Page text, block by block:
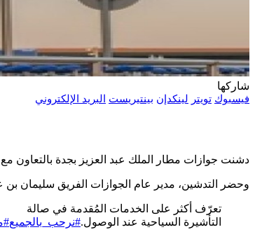
شاركها
فيسبوك تويتر لينكدإن بينتيريست البريد الإلكتروني
دشنت جوازات مطار الملك عبد العزيز بجدة بالتعاون
وحضر التدشين، مدير عام الجوازات الفريق سليمان بن
تعرّف أكثر على الخدمات المُقدمة في صالة
التأشيرة السياحية عند الوصول.#نرحب_بالجميع